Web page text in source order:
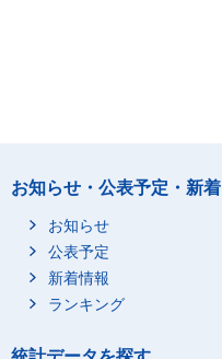
お知らせ・公表予定・新着
お知らせ
公表予定
新着情報
ランキング